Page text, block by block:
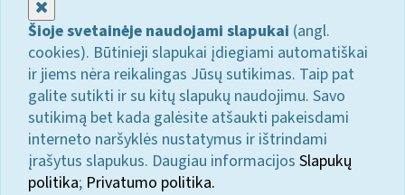
Šioje svetainėje naudojami slapukai (angl.
cookies). Būtinieji slapukai įdiegiami automatiškai
ir jiems nėra reikalingas Jūsų sutikimas. Taip pat
galite sutikti ir su kitų slapukų naudojimu. Savo
sutikimą bet kada galėsite atšaukti pakeisdami
interneto naršyklės nustatymus ir ištrindami
įrašytus slapukus. Daugiau informacijos Slapukų
politika; Privatumo politika.